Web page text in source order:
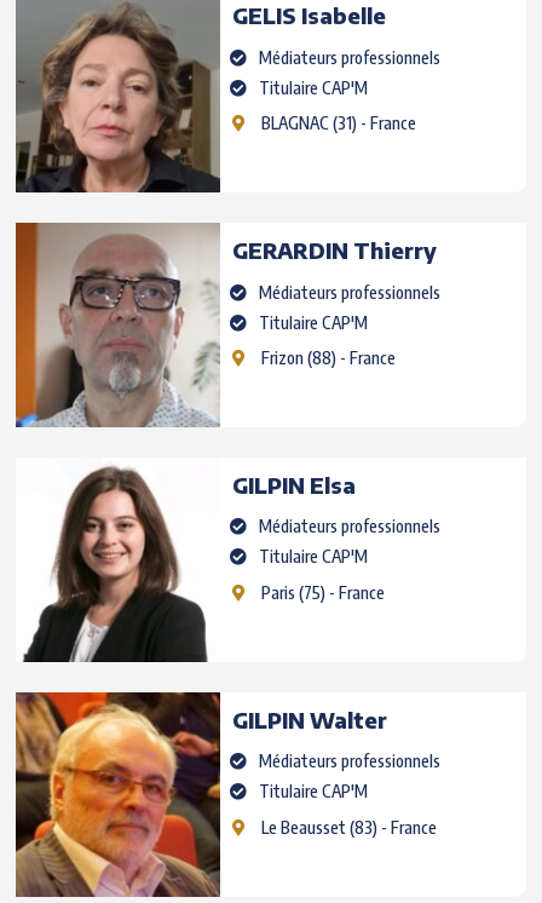
GELIS Isabelle
Médiateurs professionnels
Titulaire CAP'M
BLAGNAC(31) - France
GERARDIN Thierry
Médiateurs professionnels
Titulaire CAP'M
Frizon(88) - France
GILPIN Elsa
Médiateurs professionnels
Titulaire CAP'M
Paris (75) - France
GILPIN Walter
Médiateurs professionnels
Titulaire CAP'M
Le Beausset (83) - France